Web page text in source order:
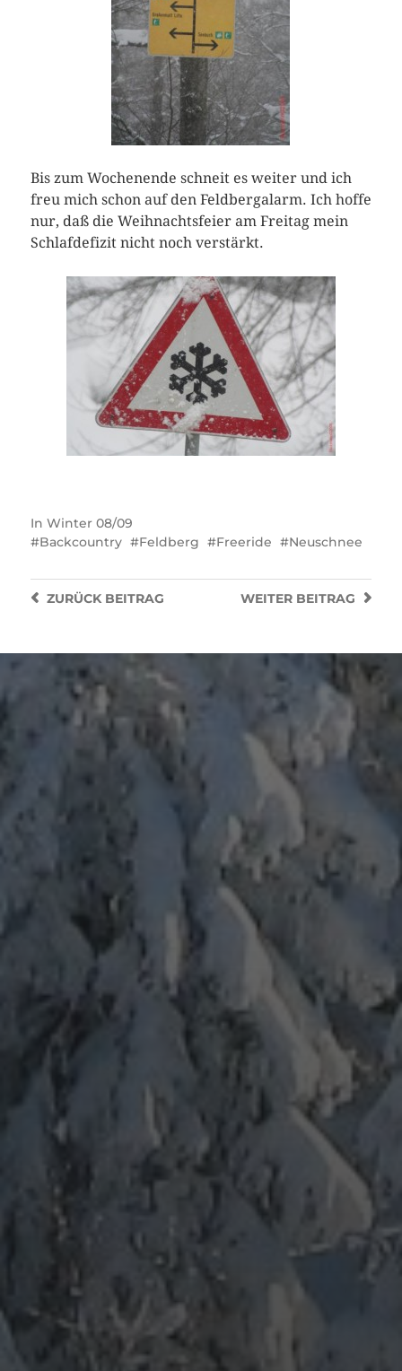
Bis zum Wochenende schneit es weiter und ich
freu mich schon auf den Feldbergalarm. Ich hoffe
nur, daß die Weihnachtsfeier am Freitag mein
Schlafdefizit nicht noch verstärkt.
In Winter 08/09
Backcountry
Feldberg Freeride Neuschnee
WEITER BEITRAG
ZURÜCKBEITRAG